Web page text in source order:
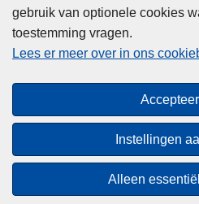
gebruik van optionele cookies
toestemming vragen.
Lees er meer over in ons
Instellingen
Alleen
© 2026